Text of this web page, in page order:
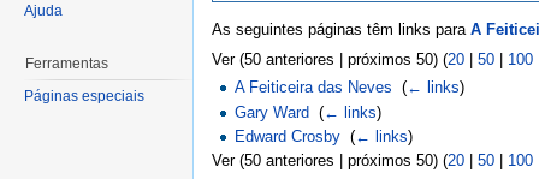
As seguintes páginas têm links para A
Ver (50 anteriores | próximos 50) (20 50 100
A Feiticeira das Neves ‎(← links)
Gary Ward ‎(← links)
Edward Crosby ‎(← links)
Ver (50 anteriores | próximos 50) (20 50 100
Ajuda
Ferramentas
Páginas especiais